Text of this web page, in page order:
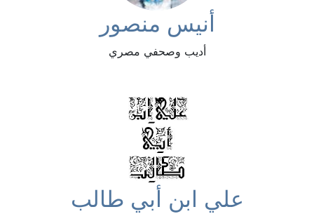
أنيس منصور
أديب وصحفي مصري
علي ابن أبي طالب